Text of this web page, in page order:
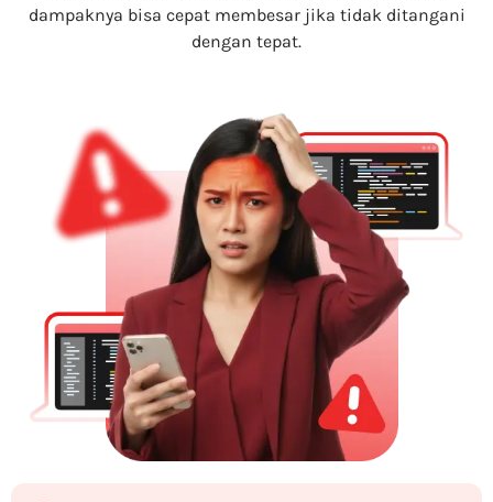
dampaknya bisa cepat membesar jika tidak ditangani
dengan tepat.